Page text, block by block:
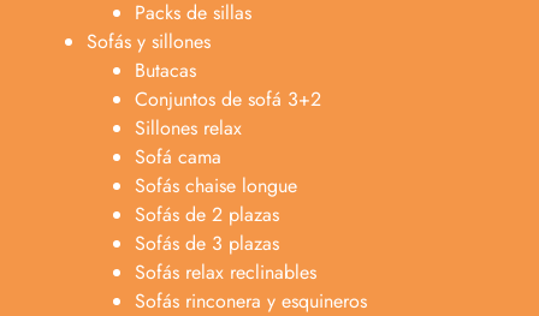
Packs de sillas
Sofás y sillones
Butacas
Conjuntos de sofá 3+2
Sillones relax
Sofá cama
Sofás chaise longue
Sofás de 2 plazas
Sofás de 3 plazas
Sofás relax reclinables
Sofás rinconera y esquineros